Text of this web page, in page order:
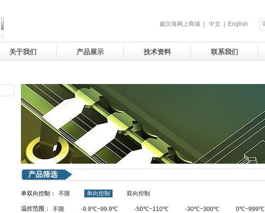
威尔海网上商城 中文 English
关于我们 产品展示 技术资料 联系我们
产品筛选
单双向控制： 不限 单向控制 双向控制
温控范围： 不限 -9.9℃~99.9℃ -50℃~110℃ -30℃~300℃ 0℃~999℃